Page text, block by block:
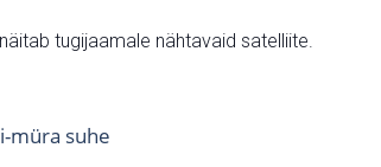
tugijaamale nähtavaid satelliite.